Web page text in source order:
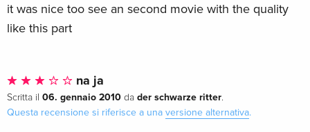
it was nice too see an second movie with the quality
like this part
na ja
Scritta il 06. gennaio 2010 da der schwarze ritter.
Questa recensione si riferisce a una versione alternativa.